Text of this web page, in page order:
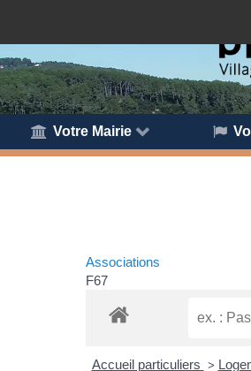
Votre Mairie
Associations
F67
Accueil particuliers >